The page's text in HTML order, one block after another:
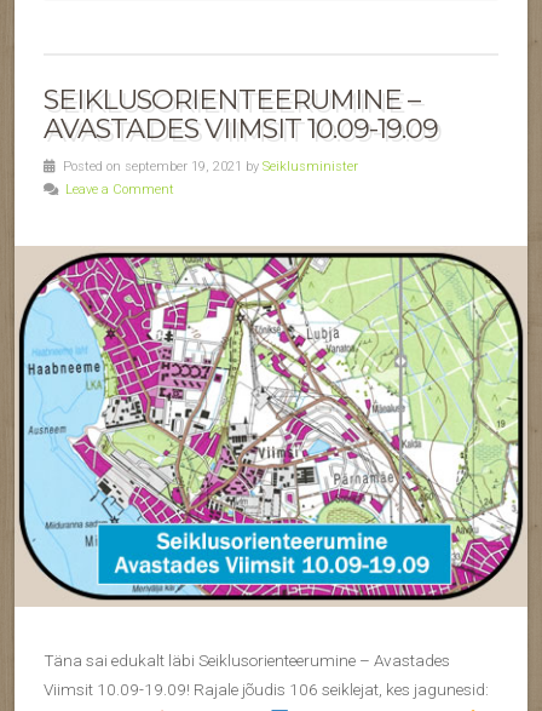
SEIKLUSORIENTEERUMINE –
AVASTADES VIIMSIT 10.09-19.09
Posted on september 19, 2021 by Seiklusminister
Leave a Comment
Täna sai edukalt läbi Seiklusorienteerumine – Avastades
Viimsit 10.09-19.09! Rajale jõudis 106 seiklejat, kes jagunesid: